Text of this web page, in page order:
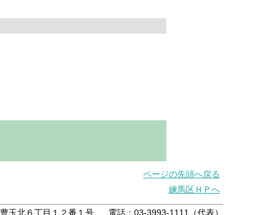
ページの先頭へ戻る
練馬区ＨＰへ
玉北６丁目１２番１号 電話：03-3993-1111（代表）